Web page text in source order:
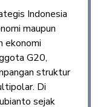
Indonesia
maupun
ekonomi
G20,
struktur
Di
sejak